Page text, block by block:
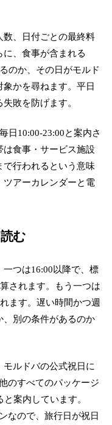
、日付ごとの最終料
、食事が含まれる
のか、その日がモルド
かを尋ねます。平日
敗を防げます。
日10:00-23:00と案内さ
食事・サービス施設
行われるという意味
ツアーカレンダーと電
む
つは16:00以降で、標
されます。もう一つは
ます。遅い時間かつ週
、別の条件があるのか
ルドバの公式祝日に
のすべてのパッケージ
案内しています。
なので、旅行日が祝日